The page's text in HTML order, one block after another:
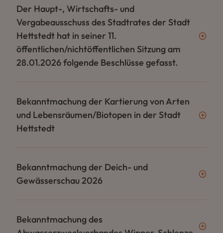
Der Haupt-, Wirtschafts- und
Vergabeausschuss des Stadtrates der Stadt
Hettstedt hat in seiner 11.
öffentlichen/nichtöffentlichen Sitzung am
28.01.2026 folgende Beschlüsse gefasst.
Bekanntmachung der Kartierung von Arten
und Lebensräumen/Biotopen in der Stadt
Hettstedt
Bekanntmachung der Deich- und
Gewässerschau 2026
Bekanntmachung des